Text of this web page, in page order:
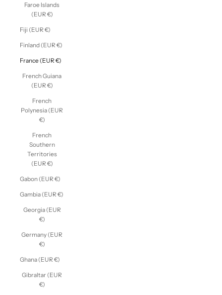
Faroe Islands
(EUR €)
Fiji (EUR €)
Finland (EUR €)
France (EUR €)
French Guiana
(EUR €)
French
Polynesia (EUR
€)
French
Southern
Territories
(EUR €)
Gabon (EUR €)
Gambia (EUR €)
Georgia (EUR
€)
Germany (EUR
€)
Ghana (EUR €)
Gibraltar (EUR
€)